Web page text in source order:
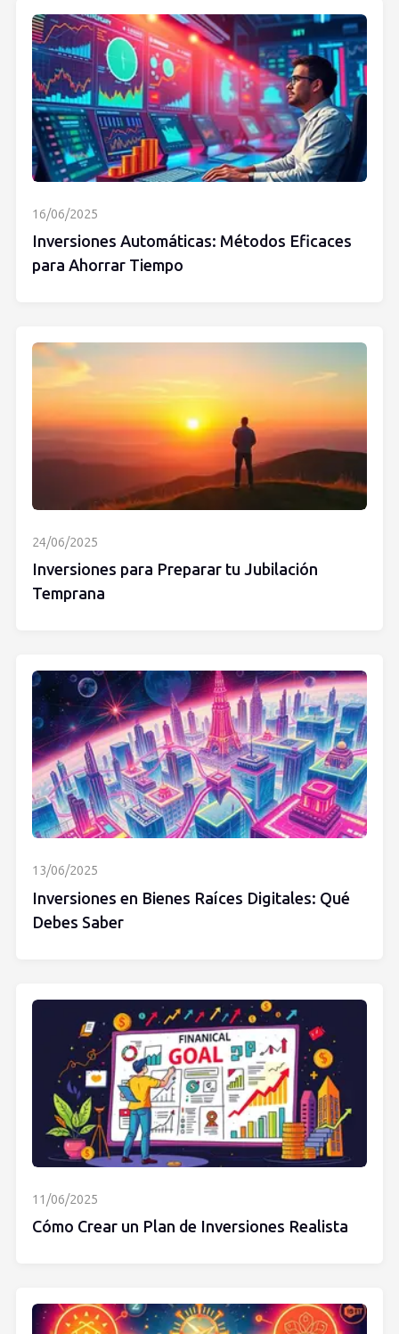
16/06/2025
Inversiones Automáticas: Métodos Eficaces
para Ahorrar Tiempo
24/06/2025
Inversiones para Preparar tu Jubilación
Temprana
13/06/2025
Inversiones en Bienes Raíces Digitales: Qué
Debes Saber
11/06/2025
Cómo Crear un Plan de Inversiones Realista